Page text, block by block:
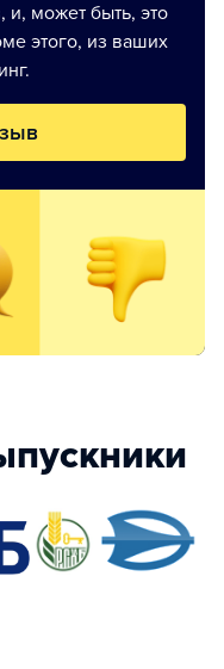
и, может быть, это
этого, из ваших